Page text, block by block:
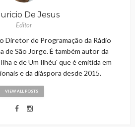
De Jesus
Editor
Diretor de Programação da Rádio
de São Jorge. É também autor da
e de Um Ilhéu' que é emitida em
e da diáspora desde 2015.
VIEW ALL POSTS